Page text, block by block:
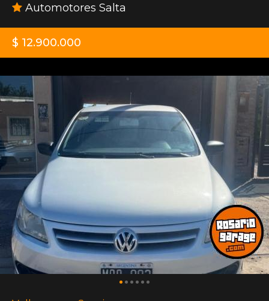
Automotores Salta
$ 12.900.000